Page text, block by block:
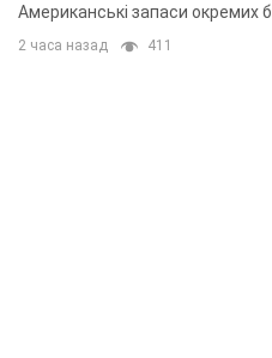
Американські запаси окремих
2 часа назад 411